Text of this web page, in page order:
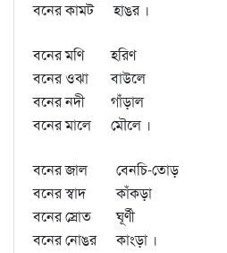
বনের কামট হাঙর ।
বনের মণি
হরিণ
বনের ওঝা
বাউলে
বনের নদী
গাঁড়াল
বনের মালে মৌলে ।
বনের জাল
বেনচি-তোড়
বনের স্বাদ
কাঁকড়া
বনের স্রোত
ঘূর্ণী
বনের নোঙর কাংড়া ।